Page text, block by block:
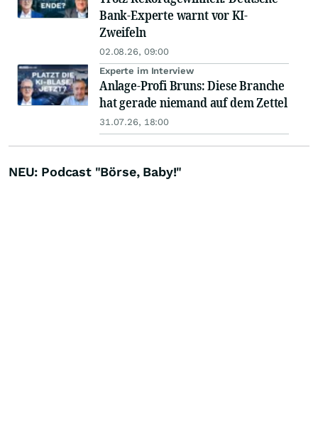
Bank-Experte warnt vor KI-
Zweifeln
02.08.26, 09:00
Experte im Interview
Anlage-Profi Bruns: Diese Branche
hat gerade niemand auf dem Zettel
31.07.26, 18:00
NEU: Podcast "Börse, Baby!"